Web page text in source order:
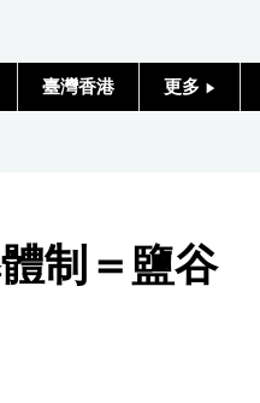
臺灣香港 更多
政治外交
制＝鹽谷